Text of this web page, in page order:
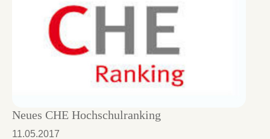
Neues CHE Hochschulranking
11.05.2017